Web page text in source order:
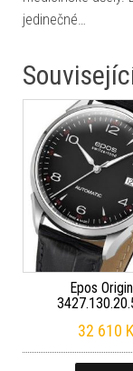
jedinečné…
Epos
32 610